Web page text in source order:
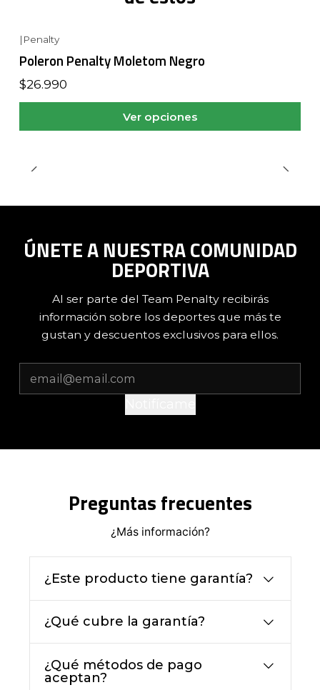
| Penalty
Poleron Penalty Moletom Negro
$26.990
Ver opciones
ÚNETE A NUESTRA COMUNIDAD
DEPORTIVA
Al ser parte del Team Penalty recibirás
información sobre los deportes que más te
gustan y descuentos exclusivos para ellos.
Preguntas frecuentes
¿Más información?
¿Este producto tiene garantía?
¿Qué cubre la garantía?
¿Qué métodos de pago
aceptan?